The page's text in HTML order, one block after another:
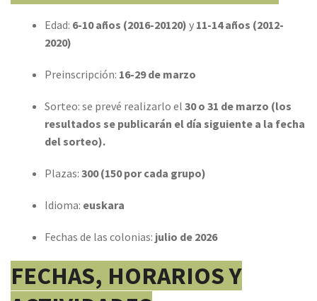
Edad: 6-10 años (2016-20120) y 11-14 años (2012-
2020)
Preinscripción: 16-29 de marzo
Sorteo: se prevé realizarlo el 30 o 31 de marzo (los
resultados se publicarán el día siguiente a la fecha
del sorteo).
Plazas: 300 (150 por cada grupo)
Idioma: euskara
Fechas de las colonias: julio de 2026
FECHAS, HORARIOS Y